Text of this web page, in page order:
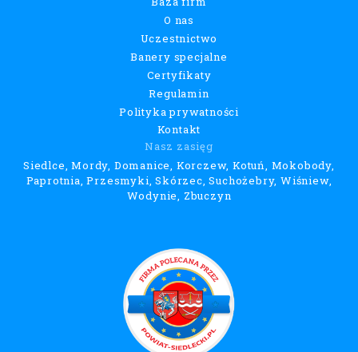
O nas
Uczestnictwo
Banery specjalne
Certyfikaty
Regulamin
Polityka prywatności
Kontakt
Nasz zasięg
Siedlce, Mordy, Domanice, Korczew, Kotuń, Mokobody,
Paprotnia, Przesmyki, Skórzec, Suchożebry, Wiśniew,
Wodynie, Zbuczyn